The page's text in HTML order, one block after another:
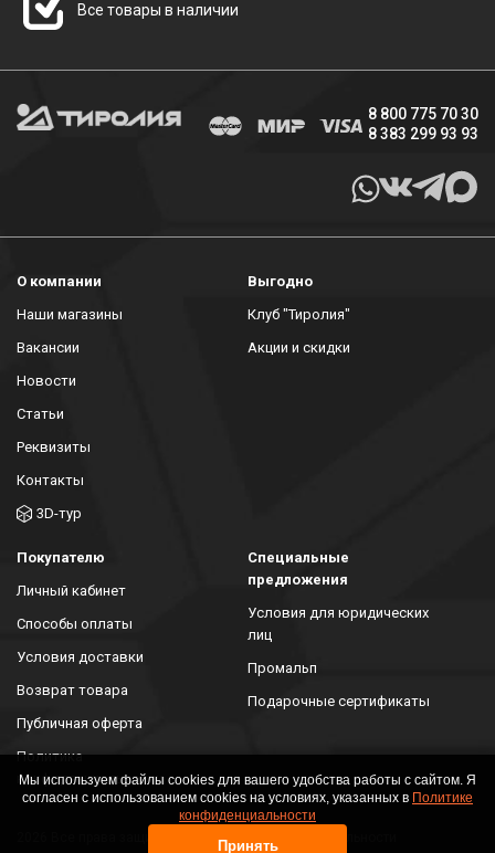
Все товары в наличии
8 800 775 70 30
8 383 299 93 93
О компании
Наши магазины
Вакансии
Новости
Статьи
Реквизиты
Контакты
3D-тур
Выгодно
Клуб "Тиролия"
Акции и скидки
Покупателю
Личный кабинет
Способы оплаты
Условия доставки
Возврат товара
Публичная оферта
Политика
конфиденциальности
Специальные
предложения
Условия для юридических
лиц
Промальп
Подарочные сертификаты
2026 Все права защищены. Политика конфиденциальности
Мы используем файлы cookies для вашего удобства работы с сайтом. Я
согласен с использованием cookies на условиях, указанных в Политике
конфиденциальности
Принять